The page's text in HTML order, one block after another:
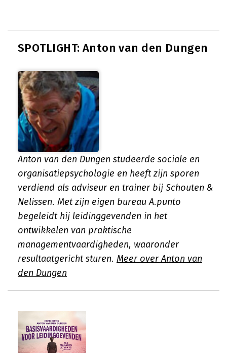
SPOTLIGHT: Anton van den Dungen
Anton van den Dungen studeerde sociale en
organisatiepsychologie en heeft zijn sporen
verdiend als adviseur en trainer bij Schouten &
Nelissen. Met zijn eigen bureau A.punto
begeleidt hij leidinggevenden in het
ontwikkelen van praktische
managementvaardigheden, waaronder
resultaatgericht sturen. Meer over Anton van
den Dungen